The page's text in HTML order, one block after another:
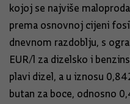
kojoj se najviše
prema osnovnoj cijeni
dnevnom razdoblju, s
EUR/l za dizelsko i
plavi dizel, a u iznosu
butan za boce, odnosno